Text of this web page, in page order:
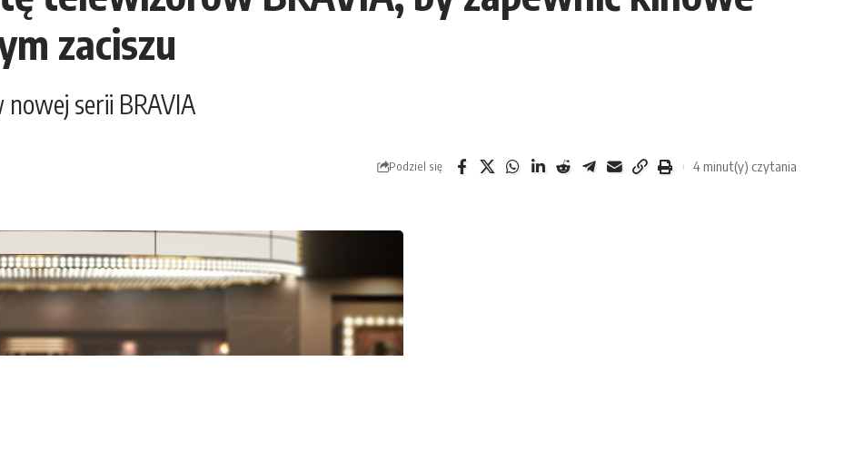
zaciszu
serii BRAVIA
Podziel się 4 minut(y) czytania